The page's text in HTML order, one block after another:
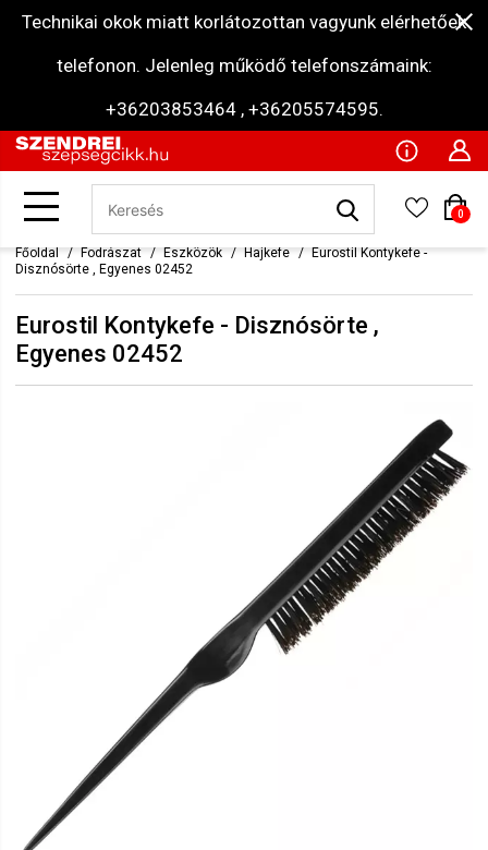
Technikai okok miatt korlátozottan vagyunk elérhetőek
telefonon. Jelenleg működő telefonszámaink:
+36203853464 , +36205574595.
0
Főoldal Fodrászat Eszközök Hajkefe
Eurostil Kontykefe -
Disznósörte , Egyenes 02452
Eurostil Kontykefe - Disznósörte ,
Egyenes 02452